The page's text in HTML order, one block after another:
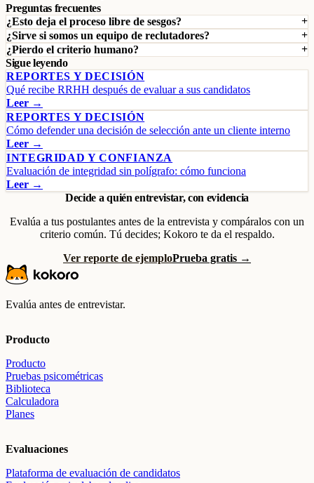
Preguntas frecuentes
¿Esto deja el proceso libre de sesgos?
¿Sirve si somos un equipo de reclutadores?
¿Pierdo el criterio humano?
Sigue leyendo
REPORTES Y DECISIÓN
Qué recibe RRHH después de evaluar a sus candidatos
Leer →
REPORTES Y DECISIÓN
Cómo defender una decisión de selección ante un cliente interno
Leer →
INTEGRIDAD Y CONFIANZA
Evaluación de integridad sin polígrafo: cómo funciona
Leer →
Decide a quién entrevistar, con evidencia
Evalúa a tus postulantes antes de la entrevista y compáralos con un
criterio común. Tú decides; Kokoro te da el respaldo.
Ver reporte de ejemploPrueba gratis →
Evalúa antes de entrevistar.
Producto
Producto
Pruebas psicométricas
Biblioteca
Calculadora
Planes
Evaluaciones
Plataforma de evaluación de candidatos